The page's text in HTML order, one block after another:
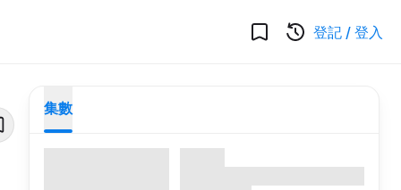
登記 / 登入
集數